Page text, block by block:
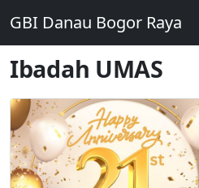
GBI Danau Bogor Raya
Ibadah UMAS